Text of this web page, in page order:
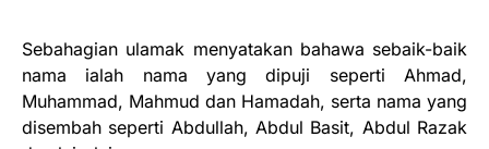
Sebahagian ulamak menyatakan bahawa sebaik-baik
nama ialah nama yang dipuji seperti Ahmad,
Muhammad, Mahmud dan Hamadah, serta nama yang
disembah seperti Abdullah, Abdul Basit, Abdul Razak